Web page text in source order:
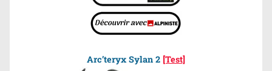
Arc’teryx Sylan 2 [Test]